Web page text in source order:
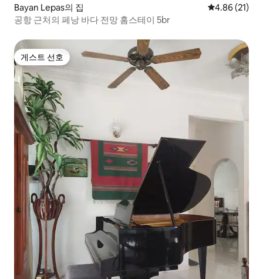
Bayan Lepas의 집 평점 4.86점
4.86 (21)
공항 근처의 페낭 바다 전망 홈스테이 5br
게스트 선호
게스트 선호